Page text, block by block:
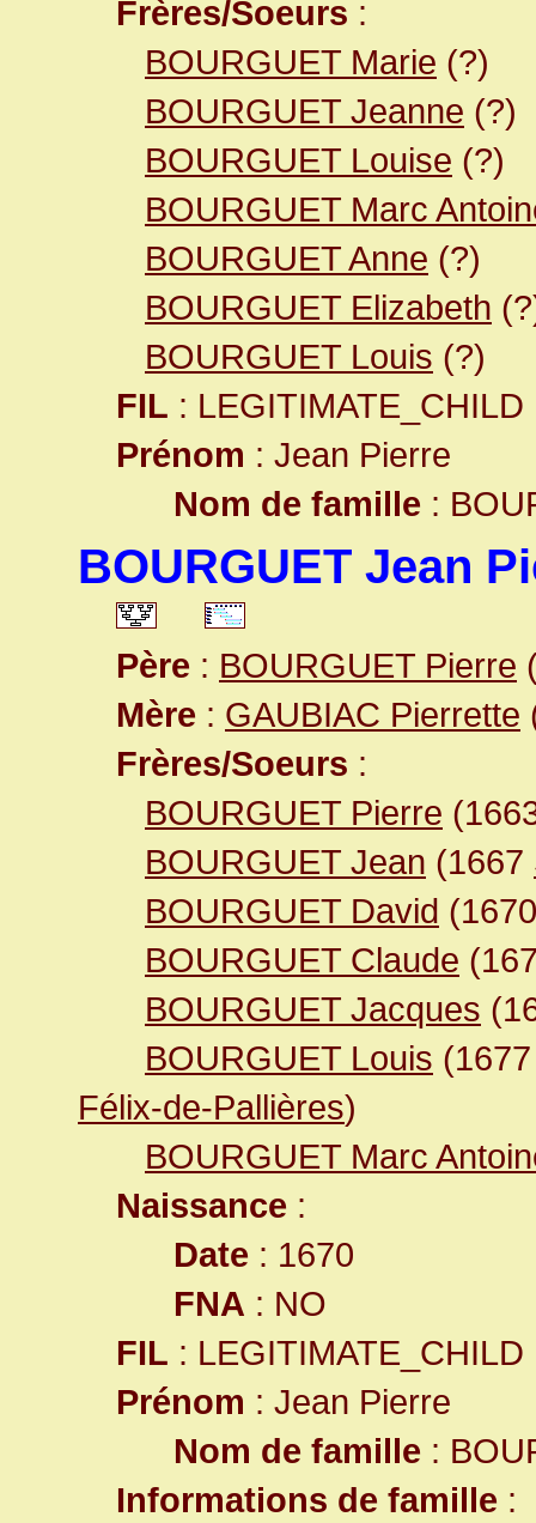
Frères/Soeurs :
BOURGUET Marie (?)
BOURGUET Jeanne (?)
BOURGUET Louise (?)
BOURGUET Marc
BOURGUET Anne (?)
BOURGUET Elizabeth
BOURGUET Louis (?)
FIL : LEGITIMATE_CHILD
Prénom : Jean Pierre
Nom de famille :
BOURGUET Jean
Père : BOURGUET Pierre
Mère : GAUBIAC Pierrette
Frères/Soeurs :
BOURGUET Pierre
BOURGUET Jean (1667
BOURGUET David
BOURGUET Claude
BOURGUET Jacques
BOURGUET Louis
Félix-de-Pallières)
BOURGUET Marc
Naissance :
Date : 1670
FNA : NO
FIL : LEGITIMATE_CHILD
Prénom : Jean Pierre
Nom de famille :
Informations de famille :